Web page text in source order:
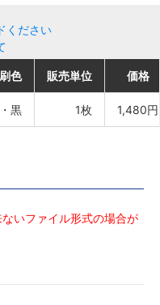
ください
色 販売単位 価格
黒 1枚 1,480円
色 販売単位 価格
黒 1枚 1,480円
色 販売単位 価格
黒 1枚 1,480円
色 販売単位 価格
黒 1枚 1,480円
いファイル形式の場合が